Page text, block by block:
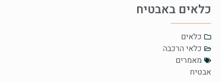
כלאים באבטיח
כלאים
כלאי הרכבה
מאמרים
אבטיח